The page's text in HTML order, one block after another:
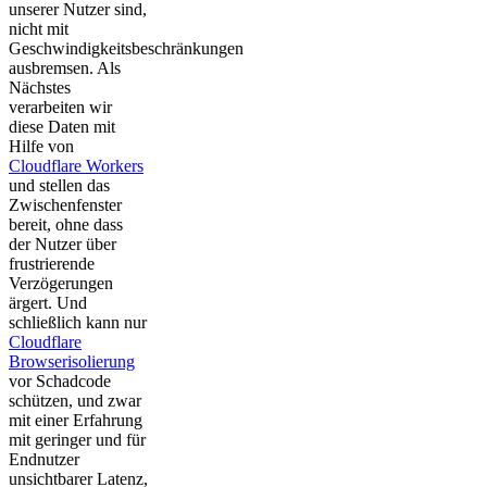
unserer Nutzer sind,
nicht mit
Geschwindigkeitsbeschränkungen
ausbremsen. Als
Nächstes
verarbeiten wir
diese Daten mit
Hilfe von
Cloudflare Workers
und stellen das
Zwischenfenster
bereit, ohne dass
der Nutzer über
frustrierende
Verzögerungen
ärgert. Und
schließlich kann nur
Cloudflare
Browserisolierung
vor Schadcode
schützen, und zwar
mit einer Erfahrung
mit geringer und für
Endnutzer
unsichtbarer Latenz,